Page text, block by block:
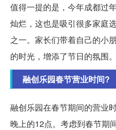
值得一提的是，今年成都过
灿烂，这也是吸引很多家庭
之一。家长们带着自己的小
的时光，增添了节日的氛围。
融创乐园春节营业时间?
融创乐园在春节期间的营业
晚上的12点。考虑到春节期